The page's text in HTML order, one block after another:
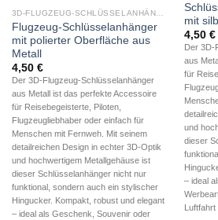
Flugzeug-Schlüsselanhänger
mit polierter Oberfläche aus
Metall
4,50 €
Der 3D-Flugzeug-Schlüsselanhänger
aus Metall ist das perfekte Accessoire
für Reisebegeisterte, Piloten,
Flugzeugliebhaber oder einfach für
Menschen mit Fernweh. Mit seinem
detailreichen Design in echter 3D-Optik
und hochwertigem Metallgehäuse ist
dieser Schlüsselanhänger nicht nur
funktional, sondern auch ein stylischer
Hingucker. Kompakt, robust und elegant
– ideal als Geschenk, Souvenir oder
mit
4,50 €
Der 3D-
aus
für
und
dieser
– ideal
Luftfahrt